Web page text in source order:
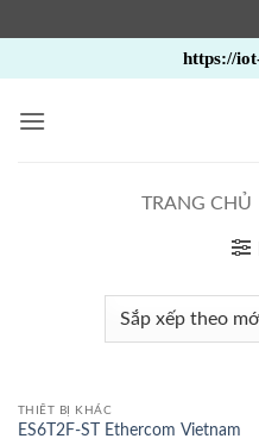
qua
nội
https://
TRANG CHỦ
THIẾT BỊ KHÁC
ES6T2F-ST Ethercom Vietnam